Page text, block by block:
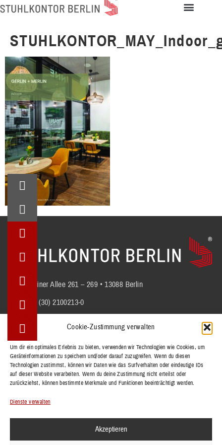
Cookie-Zustimmung verwalten
Um dir ein optimales Erlebnis zu bieten, verwenden wir Technologien wie Cookies, um
Geräteinformationen zu speichern und/oder darauf zuzugreifen. Wenn du diesen
Technologien zustimmst, können wir Daten wie das Surfverhalten oder eindeutige IDs
auf dieser Website verarbeiten. Wenn du deine Zustimmung nicht erteilst oder
zurückziehst, können bestimmte Merkmale und Funktionen beeinträchtigt werden.
Dienste verwalten
Akzeptieren
Berliner Allee 261 – 269 • 13088 Berlin
+49 (30) 2100213-0
STÜHLE
BÄNKE
TISCHE
REFERENZEN